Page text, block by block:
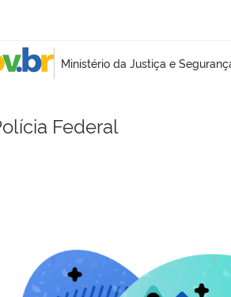
menu principal de navegação
Federal